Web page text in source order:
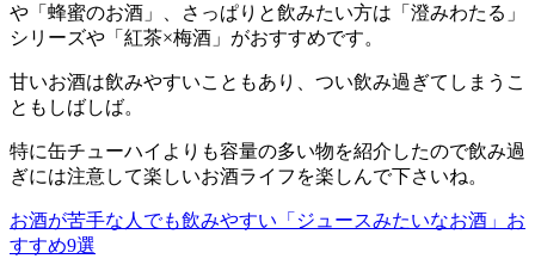
や「蜂蜜のお酒」、さっぱりと飲みたい方は「澄みわたる」
シリーズや「紅茶×梅酒」がおすすめです。
甘いお酒は飲みやすいこともあり、つい飲み過ぎてしまうこ
ともしばしば。
特に缶チューハイよりも容量の多い物を紹介したので飲み過
ぎには注意して楽しいお酒ライフを楽しんで下さいね。
お酒が苦手な人でも飲みやすい「ジュースみたいなお酒」お
すすめ9選